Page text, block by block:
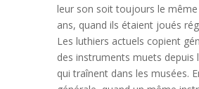
leur son soit toujours le même
ans, quand ils étaient joués
Les luthiers actuels copient
des instruments muets depuis
qui traînent dans les musées.